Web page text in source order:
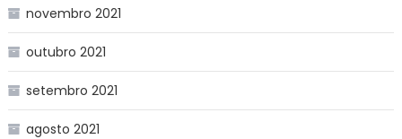
novembro 2021
outubro 2021
setembro 2021
agosto 2021